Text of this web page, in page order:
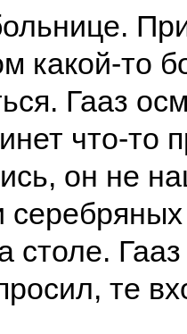
какой-то
Гааз
что-то
он не
столе. Гааз
те